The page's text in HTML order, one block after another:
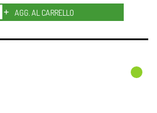
Quantità
AGG. AL CARRELLO